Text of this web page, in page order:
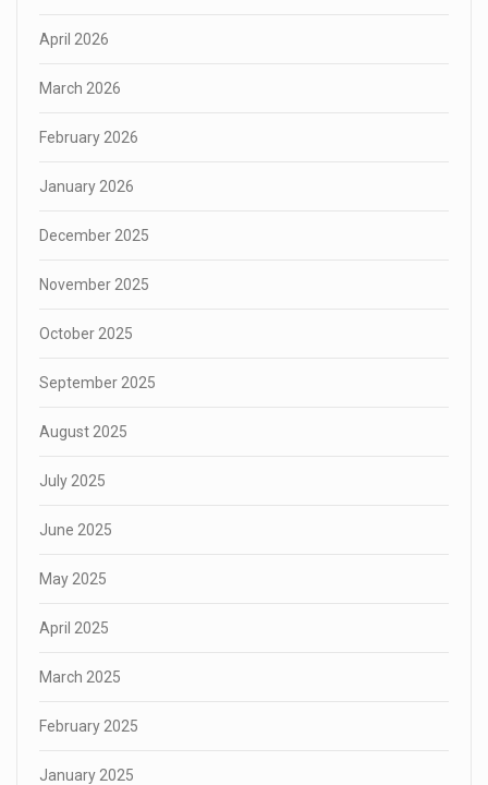
April 2026
March 2026
February 2026
January 2026
December 2025
November 2025
October 2025
September 2025
August 2025
July 2025
June 2025
May 2025
April 2025
March 2025
February 2025
January 2025